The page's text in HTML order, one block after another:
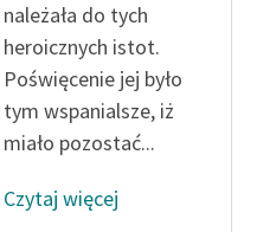
należała do tych
heroicznych istot.
Poświęcenie jej było
tym wspanialsze, iż
miało pozostać...
Czytaj więcej